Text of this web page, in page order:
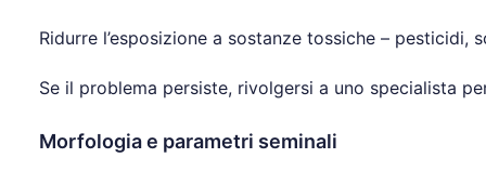
Ridurre l’esposizione a sostanze tossiche –
Se il problema persiste, rivolgersi a uno specialista
Morfologia e parametri seminali